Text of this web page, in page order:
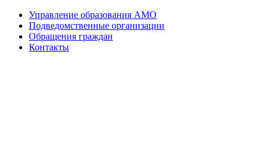
Управление образования АМО
Подведомственные организации
Обращения граждан
Контакты